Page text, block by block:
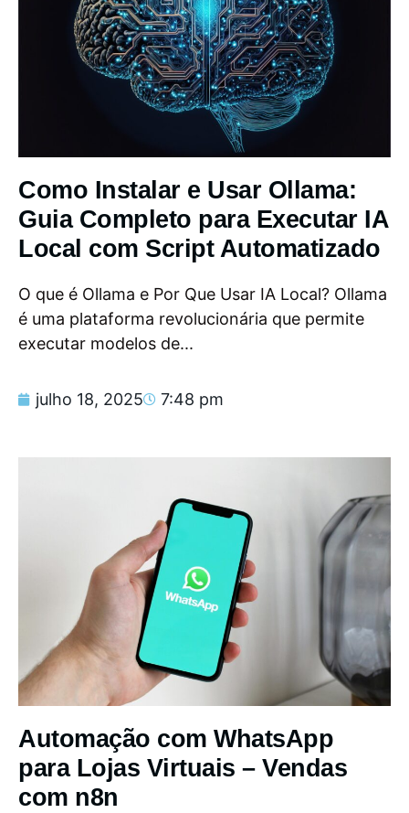
Como Instalar e Usar Ollama:
Guia Completo para Executar IA
Local com Script Automatizado
O que é Ollama e Por Que Usar IA Local? Ollama
é uma plataforma revolucionária que permite
executar modelos de...
julho 18, 2025 7:48 pm
Automação com WhatsApp
para Lojas Virtuais – Vendas
com n8n